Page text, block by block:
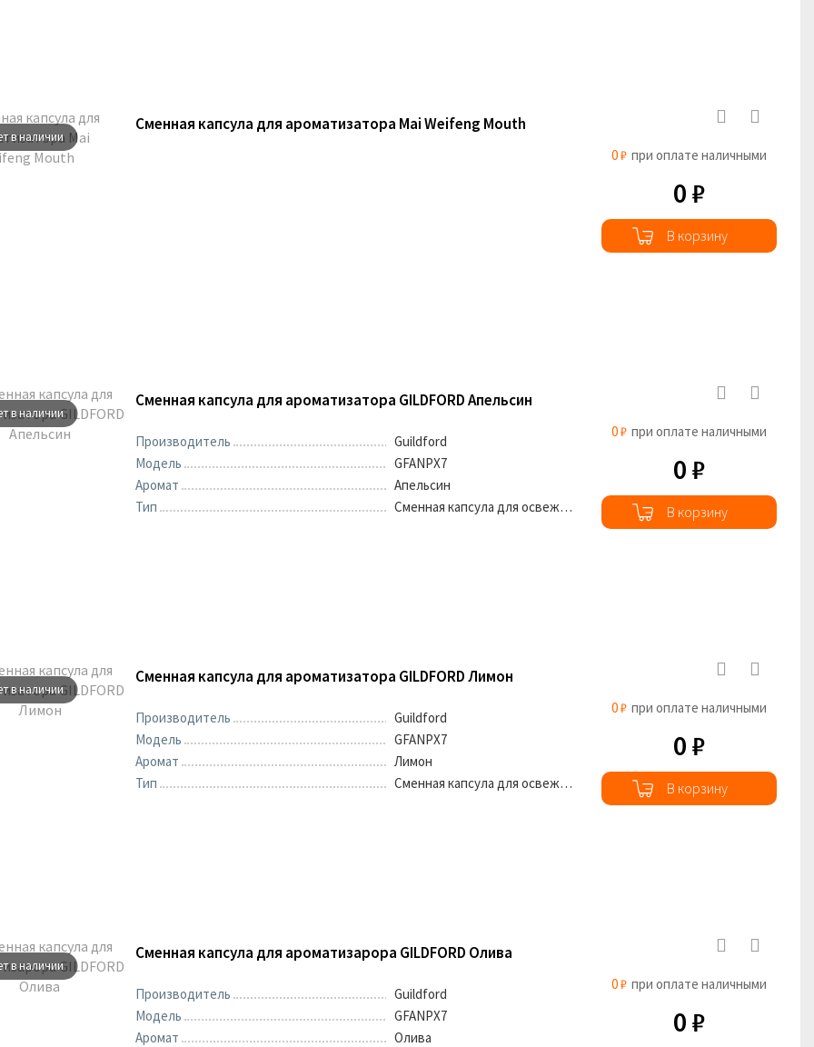
в наличии
Сменная капсула для ароматизатора Mai Weifeng Mouth
0 ₽ при оплате наличными
0 ₽
В корзину
в наличии
Сменная капсула для ароматизатора GILDFORD Апельсин
Производитель
Guildford
Модель
GFANPX7
Аромат
Апельсин
Тип
Сменная капсула для освежителя воздуха
0 ₽ при оплате наличными
0 ₽
В корзину
в наличии
Сменная капсула для ароматизатора GILDFORD Лимон
Производитель
Guildford
Модель
GFANPX7
Аромат
Лимон
Тип
Сменная капсула для освежителя воздуха
0 ₽ при оплате наличными
0 ₽
В корзину
в наличии
Сменная капсула для ароматизарора GILDFORD Олива
Производитель
Guildford
Модель
GFANPX7
Аромат
Олива
0 ₽ при оплате наличными
0 ₽